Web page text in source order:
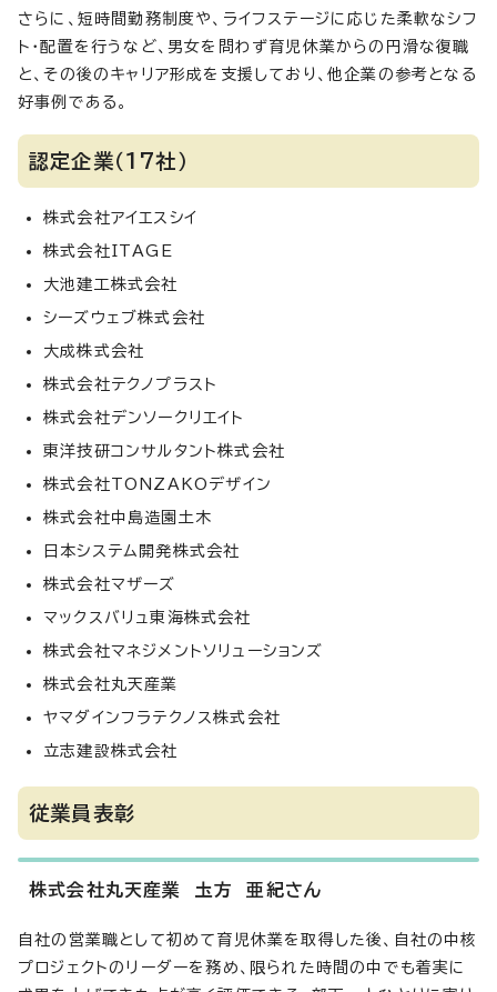
さらに、短時間勤務制度や、ライフステージに応じた柔軟なシフ
ト・配置を行うなど、男女を問わず育児休業からの円滑な復職
と、その後のキャリア形成を支援しており、他企業の参考となる
好事例である。
認定企業（17社）
株式会社アイエスシイ
株式会社ITAGE
大池建工株式会社
シーズウェブ株式会社
大成株式会社
株式会社テクノプラスト
株式会社デンソークリエイト
東洋技研コンサルタント株式会社
株式会社TONZAKOデザイン
株式会社中島造園土木
日本システム開発株式会社
株式会社マザーズ
マックスバリュ東海株式会社
株式会社マネジメントソリューションズ
株式会社丸天産業
ヤマダインフラテクノス株式会社
立志建設株式会社
従業員表彰
株式会社丸天産業 圡方 亜紀さん
自社の営業職として初めて育児休業を取得した後、自社の中核
プロジェクトのリーダーを務め、限られた時間の中でも着実に